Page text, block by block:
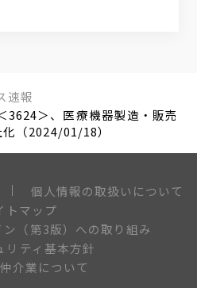
速報
3624＞、医療機器製造・販売
（2024/01/18）
個人情報の取扱いについて
トマップ
（第3版）への取り組み
リティ基本方針
介業について